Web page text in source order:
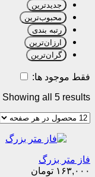
جدیدترین
محبوب‌ترین
رتبه بندی
ارزان‌ترین
گران‌ترین
فقط موجود ها:
Showing all 5 results
فاز متر بزرگ
۱۶۳,۰۰۰ تومان